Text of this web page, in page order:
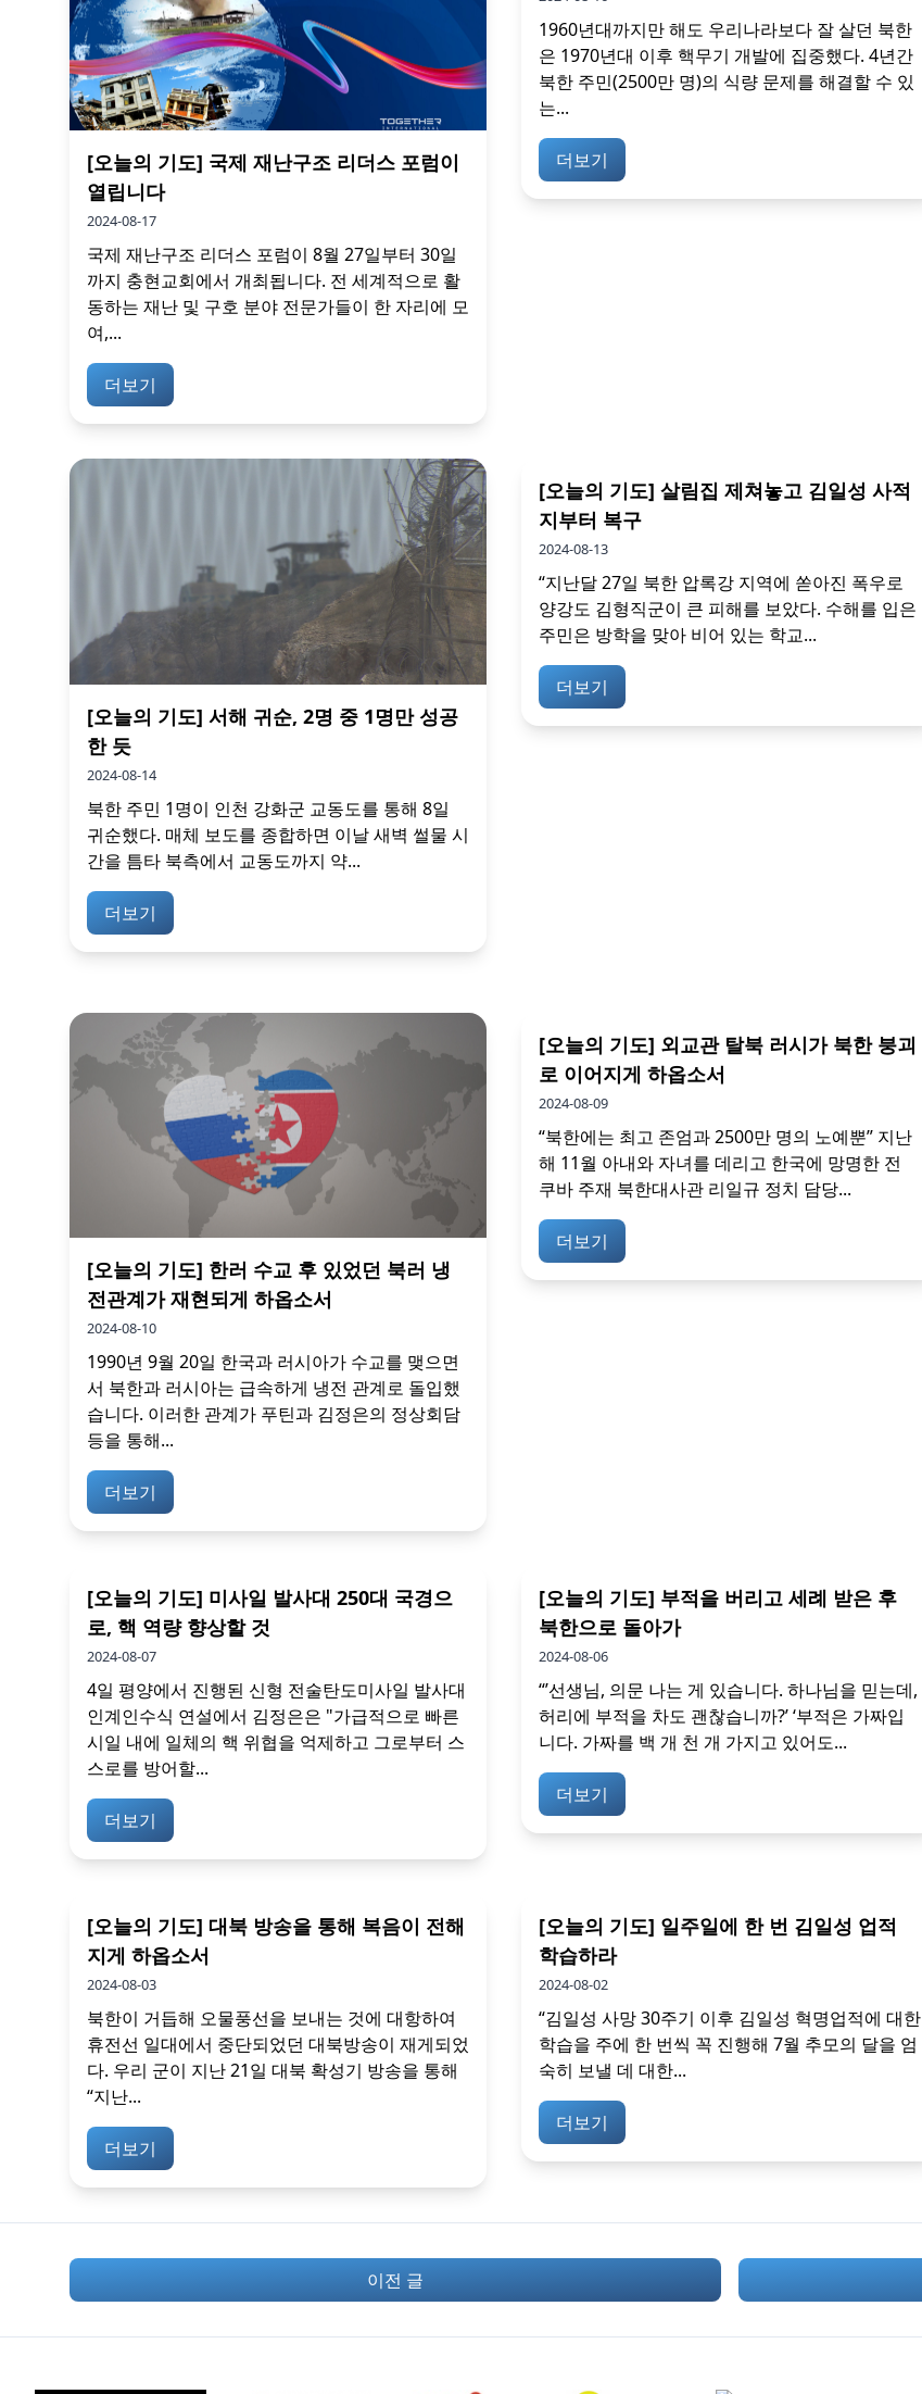
[오늘의 기도] 국제 재난구조 리더스 포럼이
열립니다
2024-08-17
국제 재난구조 리더스 포럼이 8월 27일부터 30일
까지 충현교회에서 개최됩니다. 전 세계적으로 활
동하는 재난 및 구호 분야 전문가들이 한 자리에 모
여,...
더보기
1960년대까지만 해도 우리나라보다 잘 살던 북한
은 1970년대 이후 핵무기 개발에 집중했다. 4년간
북한 주민(2500만 명)의 식량 문제를 해결할 수 있
는...
더보기
[오늘의 기도] 서해 귀순, 2명 중 1명만 성공
한 듯
2024-08-14
북한 주민 1명이 인천 강화군 교동도를 통해 8일
귀순했다. 매체 보도를 종합하면 이날 새벽 썰물 시
간을 틈타 북측에서 교동도까지 약...
더보기
[오늘의 기도] 살림집 제쳐놓고 김일성 사적
지부터 복구
2024-08-13
“지난달 27일 북한 압록강 지역에 쏟아진 폭우로
양강도 김형직군이 큰 피해를 보았다. 수해를 입은
주민은 방학을 맞아 비어 있는 학교...
더보기
[오늘의 기도] 한러 수교 후 있었던 북러 냉
전관계가 재현되게 하옵소서
2024-08-10
1990년 9월 20일 한국과 러시아가 수교를 맺으면
서 북한과 러시아는 급속하게 냉전 관계로 돌입했
습니다. 이러한 관계가 푸틴과 김정은의 정상회담
등을 통해...
더보기
[오늘의 기도] 외교관 탈북 러시가 북한 붕괴
로 이어지게 하옵소서
2024-08-09
“북한에는 최고 존엄과 2500만 명의 노예뿐” 지난
해 11월 아내와 자녀를 데리고 한국에 망명한 전
쿠바 주재 북한대사관 리일규 정치 담당...
더보기
[오늘의 기도] 미사일 발사대 250대 국경으
로, 핵 역량 향상할 것
2024-08-07
4일 평양에서 진행된 신형 전술탄도미사일 발사대
인계인수식 연설에서 김정은은 "가급적으로 빠른
시일 내에 일체의 핵 위협을 억제하고 그로부터 스
스로를 방어할...
더보기
[오늘의 기도] 부적을 버리고 세례 받은 후
북한으로 돌아가
2024-08-06
“’선생님, 의문 나는 게 있습니다. 하나님을 믿는데,
허리에 부적을 차도 괜찮습니까?’ ‘부적은 가짜입
니다. 가짜를 백 개 천 개 가지고 있어도...
더보기
[오늘의 기도] 대북 방송을 통해 복음이 전해
지게 하옵소서
2024-08-03
북한이 거듭해 오물풍선을 보내는 것에 대항하여
휴전선 일대에서 중단되었던 대북방송이 재게되었
다. 우리 군이 지난 21일 대북 확성기 방송을 통해
“지난...
더보기
[오늘의 기도] 일주일에 한 번 김일성 업적
학습하라
2024-08-02
“김일성 사망 30주기 이후 김일성 혁명업적에 대한
학습을 주에 한 번씩 꼭 진행해 7월 추모의 달을 엄
숙히 보낼 데 대한...
더보기
이전 글